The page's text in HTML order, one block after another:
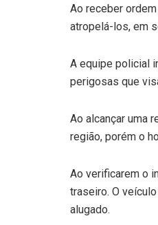
Ao receber
atropelá-los, em
A equipe policial
perigosas que
Ao alcançar uma
região, porém o
Ao verificarem o
traseiro. O
alugado.